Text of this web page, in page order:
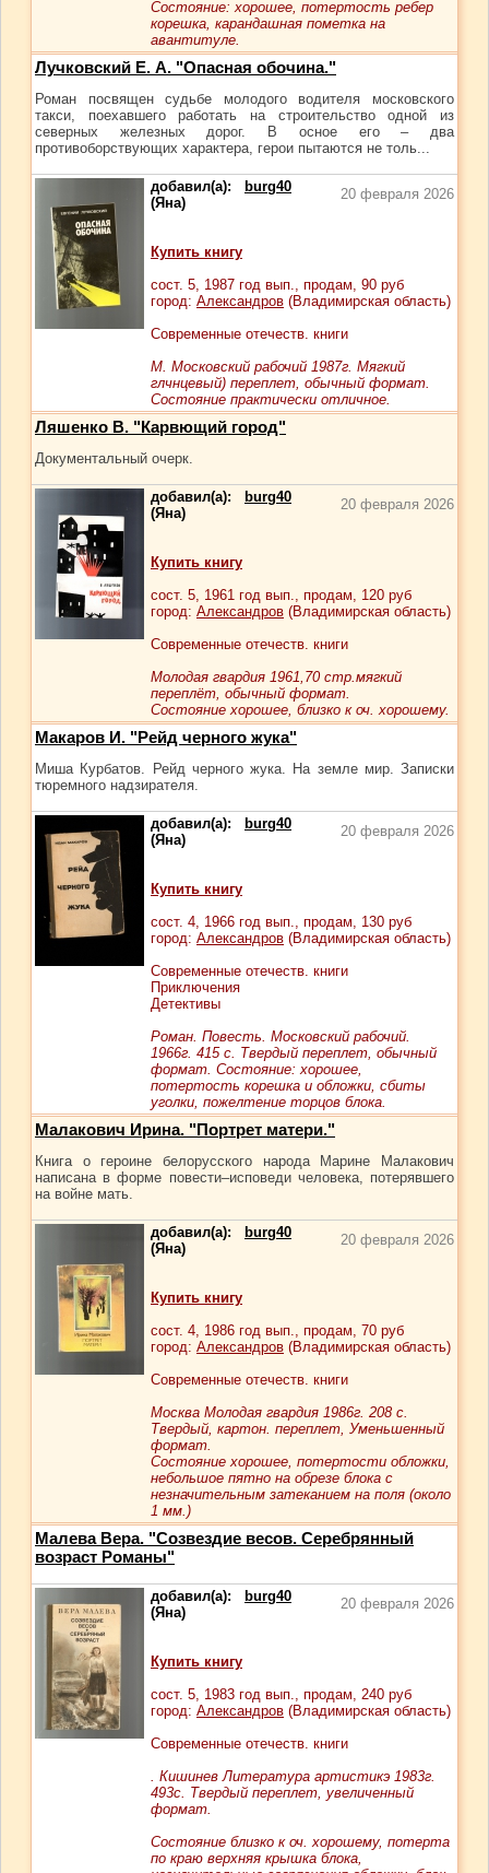
Cостояние: хорошее, потертость ребер
корешка, карандашная пометка на
авантитуле.
Лучковский Е. А. "Опасная обочина."
Роман посвящен судьбе молодого водителя московского
такси, поехавшего работать на строительство одной из
северных железных дорог. В осное его – два
противоборствующих характера, герои пытаются не толь...
добавил(а):
burg40
(Яна)
20 февраля 2026
Купить книгу
сост. 5, 1987 год вып., продам, 90 руб
город: Александров (Владимирская область)
Современные отечеств. книги
М. Московский рабочий 1987г. Мягкий
глчнцевый) переплет, обычный формат.
Состояние практически отличное.
Ляшенко В. "Карвющий город"
Документальный очерк.
добавил(а):
burg40
(Яна)
20 февраля 2026
Купить книгу
сост. 5, 1961 год вып., продам, 120 руб
город: Александров (Владимирская область)
Современные отечеств. книги
Молодая гвардия 1961,70 стр.мягкий
переплёт, обычный формат.
Состояние хорошее, близко к оч. хорошему.
Макаров И. "Рейд черного жука"
Миша Курбатов. Рейд черного жука. На земле мир. Записки
тюремного надзирателя.
добавил(а):
burg40
(Яна)
20 февраля 2026
Купить книгу
сост. 4, 1966 год вып., продам, 130 руб
город: Александров (Владимирская область)
Современные отечеств. книги
Приключения
Детективы
Роман. Повесть. Московский рабочий.
1966г. 415 с. Твердый переплет, обычный
формат. Cостояние: хорошее,
потертость корешка и обложки, сбиты
уголки, пожелтение торцов блока.
Малакович Ирина. "Портрет матери."
Книга о героине белорусского народа Марине Малакович
написана в форме повести–исповеди человека, потерявшего
на войне мать.
добавил(а):
burg40
(Яна)
20 февраля 2026
Купить книгу
сост. 4, 1986 год вып., продам, 70 руб
город: Александров (Владимирская область)
Современные отечеств. книги
Москва Молодая гвардия 1986г. 208 с.
Твердый, картон. переплет, Уменьшенный
формат.
Состояние хорошее, потертости обложки,
небольшое пятно на обрезе блока с
незначительным затеканием на поля (около
1 мм.)
Малева Вера. "Созвездие весов. Серебрянный
возраст Романы"
добавил(а):
burg40
(Яна)
20 февраля 2026
Купить книгу
сост. 5, 1983 год вып., продам, 240 руб
город: Александров (Владимирская область)
Современные отечеств. книги
. Кишинев Литература артистикэ 1983г.
493с. Твердый переплет, увеличенный
формат.
Состояние близко к оч. хорошему, потерта
по краю верхняя крышка блока,